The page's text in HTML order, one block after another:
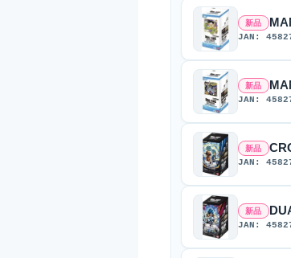
新品
JAN:
新品
JAN:
新品
JAN:
新品
JAN: